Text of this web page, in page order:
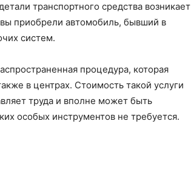
транспортного средства возникает
приобрели автомобиль, бывший в
систем.
процедура, которая
в центрах. Стоимость такой услуги
труда и вполне может быть
особых инструментов не требуется.